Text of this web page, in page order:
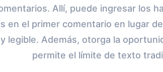
Allí, puede ingresar los
en el primer comentario en lugar
legible. Además, otorga la
permite el límite de texto